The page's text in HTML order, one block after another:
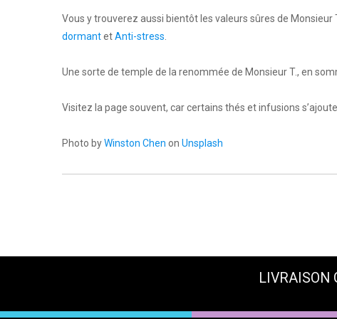
Vous y trouverez aussi bientôt les valeurs sûres de
dormantetAnti-stress.
Une sorte de temple de la renommée de Monsieur T., en
Visitez la page souvent, car certains thés et infusions
Photo byWinston Chen on Unsplash
LIVRAISON